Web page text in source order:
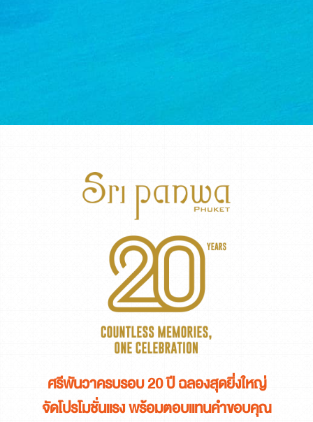
ศรีพันวาครบรอบ 20 ปี ฉลองสุดยิ่งใหญ่
จัดโปรโมชั่นแรง พร้อมตอบแทนคำขอบคุณ